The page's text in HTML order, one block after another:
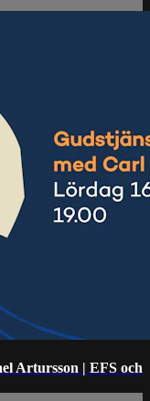
Artursson | EFS och